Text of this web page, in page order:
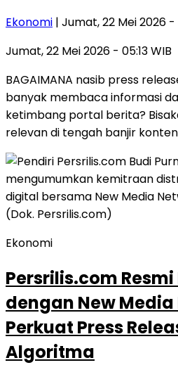
Ekonomi | Jumat, 22 Mei 2026 -
Jumat, 22 Mei 2026 - 05:13 WIB
BAGAIMANA nasib press
banyak membaca informasi
ketimbang portal berita?
relevan di tengah banjir
Ekonomi
Persrilis.com
dengan New
Perkuat Press
Algoritma